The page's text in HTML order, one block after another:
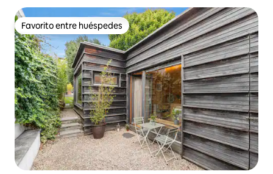
Favorito entre huéspedes
Favorito entre huéspedes